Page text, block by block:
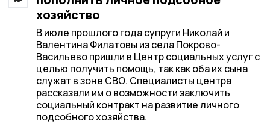
хозяйство
В июле прошлого года супруги Николай и
Валентина Филатовы из села Покрово-
Васильево пришли в Центр социальных услуг с
целью получить помощь, так как оба их сына
служат в зоне СВО. Специалисты центра
рассказали им о возможности заключить
социальный контракт на развитие личного
подсобного хозяйства.